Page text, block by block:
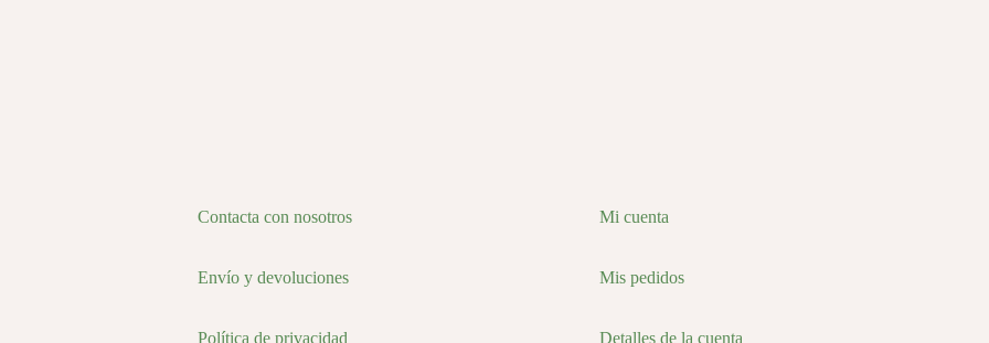
Contacta con nosotros
Envío y devoluciones
Política de privacidad
Mi cuenta
Mis pedidos
Detalles de la cuenta